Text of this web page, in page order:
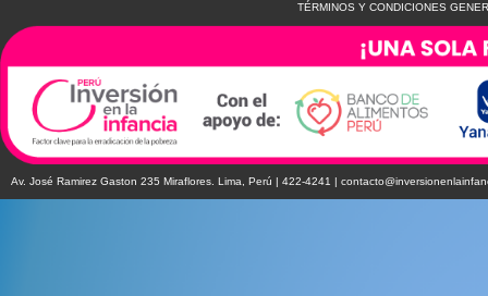
TÉRMINOS Y CONDICIONES
Av. José Ramirez Gaston 235 Miraflores. Lima, Perú | 422-4241 |